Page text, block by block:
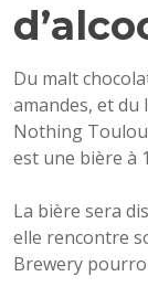
Du malt
amandes, et du
Nothing
est une bière à
La bière sera
elle rencontre
Brewery